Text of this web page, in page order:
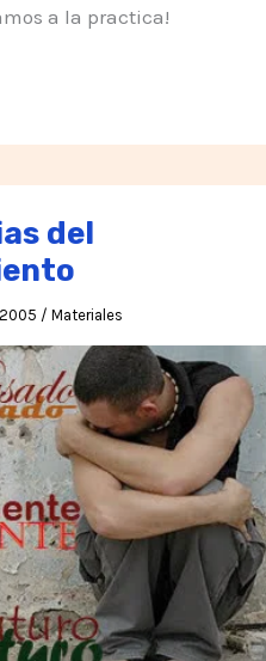
a la practica!
del
/ Materiales